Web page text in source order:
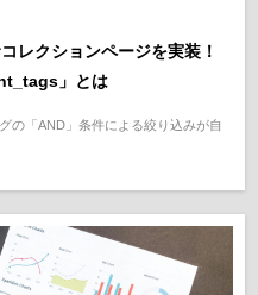
レクションページを実装！
」とは
の「AND」条件による絞り込みが自